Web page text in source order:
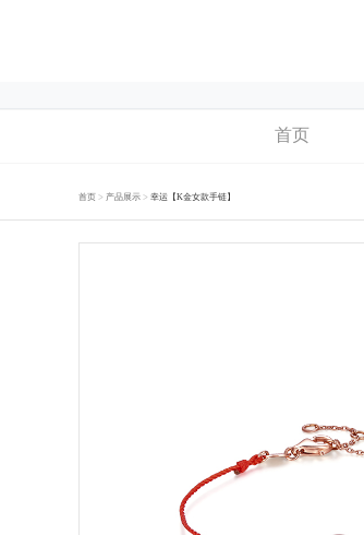
首页
首页 > 产品展示 > 幸运【K金女款手链】